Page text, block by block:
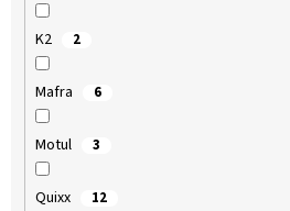
K2 2
Mafra 6
Motul 3
Quixx 12